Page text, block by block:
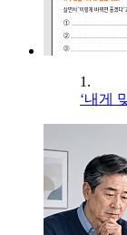
1.
‘내게